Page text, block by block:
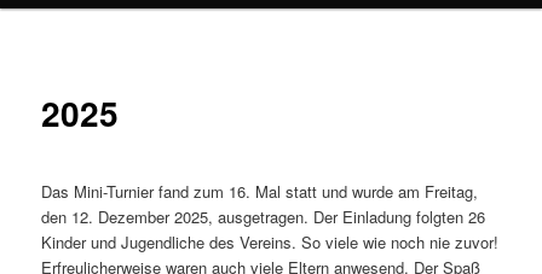
2025
Das Mini-Turnier fand zum 16. Mal statt und wurde am Freitag,
den 12. Dezember 2025, ausgetragen. Der Einladung folgten 26
Kinder und Jugendliche des Vereins. So viele wie noch nie zuvor!
Erfreulicherweise waren auch viele Eltern anwesend. Der Spaß